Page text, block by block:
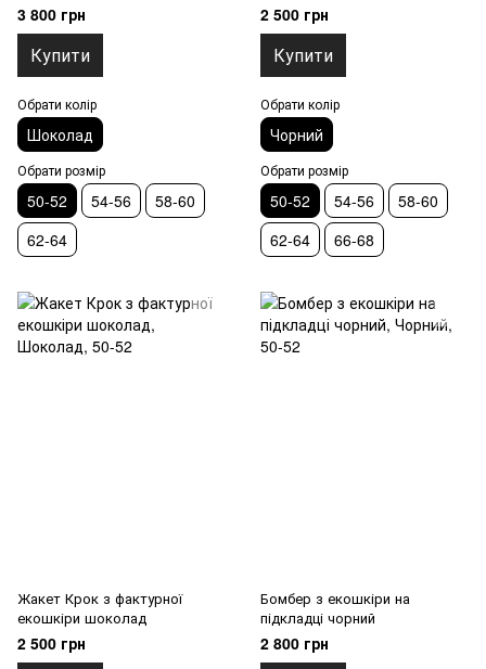
3 800 грн
Купити
Обрати колір
Шоколад
Обрати розмір
50-52 54-56
58-60
62-64
2 500 грн
Купити
Обрати колір
Чорний
Обрати розмір
50-52 54-56
58-60
62-64
66-68
Жакет Крок з фактурної
екошкіри шоколад
2 500 грн
Бомбер з екошкіри на
підкладці чорний
2 800 грн